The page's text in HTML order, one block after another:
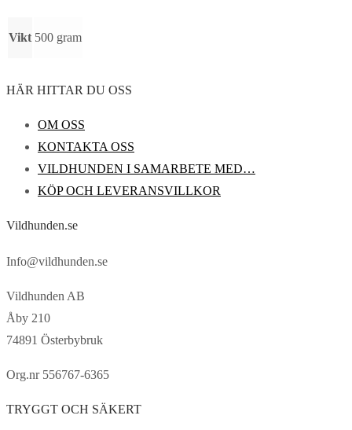
Vikt 500 gram
HÄR HITTAR DU OSS
OM OSS
KONTAKTA OSS
VILDHUNDEN I SAMARBETE MED…
KÖP OCH LEVERANSVILLKOR
Vildhunden.se
Info@vildhunden.se
Vildhunden AB
Åby 210
74891 Österbybruk
Org.nr 556767-6365
TRYGGT OCH SÄKERT